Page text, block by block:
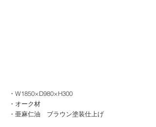
・W1850×D980×H300
・オーク材
・亜麻仁油　ブラウン塗装仕上げ